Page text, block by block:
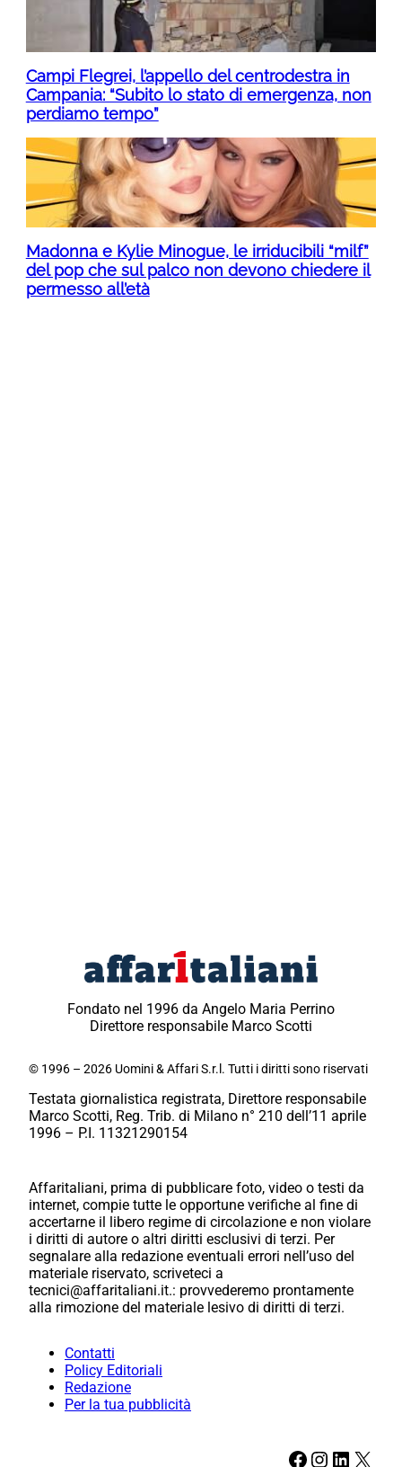
Campi Flegrei, l’appello del centrodestra in
Campania: “Subito lo stato di emergenza, non
perdiamo tempo”
Madonna e Kylie Minogue, le irriducibili “milf”
del pop che sul palco non devono chiedere il
permesso all’età
Fondato nel 1996 da Angelo Maria Perrino
Direttore responsabile Marco Scotti
© 1996 – 2026 Uomini & Affari S.r.l. Tutti i diritti sono riservati
Testata giornalistica registrata, Direttore responsabile
Marco Scotti, Reg. Trib. di Milano n° 210 dell’11 aprile
1996 – P.I. 11321290154
Affaritaliani, prima di pubblicare foto, video o testi da
internet, compie tutte le opportune verifiche al fine di
accertarne il libero regime di circolazione e non violare
i diritti di autore o altri diritti esclusivi di terzi. Per
segnalare alla redazione eventuali errori nell’uso del
materiale riservato, scriveteci a
tecnici@affaritaliani.it.: provvederemo prontamente
alla rimozione del materiale lesivo di diritti di terzi.
Contatti
Policy Editoriali
Redazione
Per la tua pubblicità
Facebook Instagram LinkedIn X